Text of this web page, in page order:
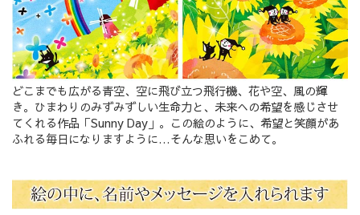
どこまでも広がる青空、空に飛び立つ飛行機、花や空、風の輝
き。ひまわりのみずみずしい生命力と、未来への希望を感じさせ
てくれる作品「Sunny Day」。この絵のように、希望と笑顔があ
ふれる毎日になりますように…そんな思いをこめて。